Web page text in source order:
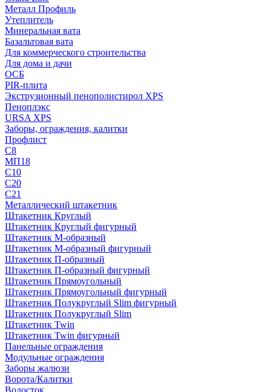
Металл Профиль
Утеплитель
Минеральная вата
Базальтовая вата
Для коммерческого строительства
Для дома и дачи
ОСБ
PIR-плита
Экструзионный пенополистирол XPS
Пеноплэкс
URSA XPS
Заборы, ограждения, калитки
Профлист
С8
МП18
С10
С20
С21
Металлический штакетник
Штакетник Круглый
Штакетник Круглый фигурный
Штакетник М-образный
Штакетник М-образный фигурный
Штакетник П-образный
Штакетник П-образный фигурный
Штакетник Прямоугольный
Штакетник Прямоугольный фигурный
Штакетник Полукруглый Slim фигурный
Штакетник Полукруглый Slim
Штакетник Twin
Штакетник Twin фигурный
Панельные ограждения
Модульные ограждения
Заборы жалюзи
Ворота/Калитки
Водосток